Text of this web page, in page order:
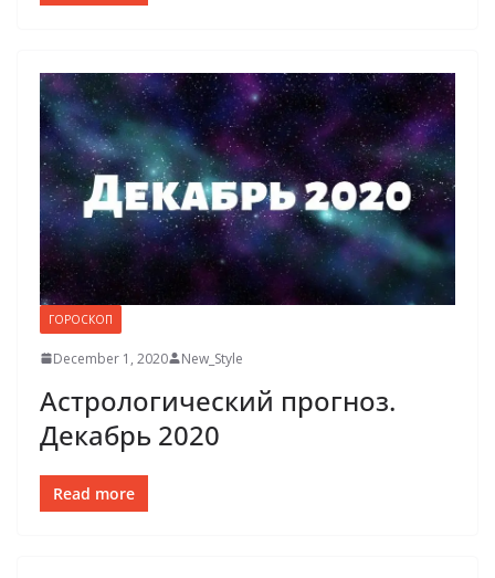
ГОРОСКОП
December 1, 2020 New_Style
Астрологический прогноз.
Декабрь 2020
Read more